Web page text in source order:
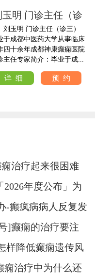
玉明 门诊主任（诊
三
刘玉明 门诊主任（诊三）
于成都中医药大学从事临床
四十余年成都神康癫痫医院
主任专家简介：毕业于成...
详 细 预 约
治疗起来很困难
年度公布」为
-癫疯病病人反复发
]癫痫的治疗要注
样降低癫痫遗传风
治疗中为什么还